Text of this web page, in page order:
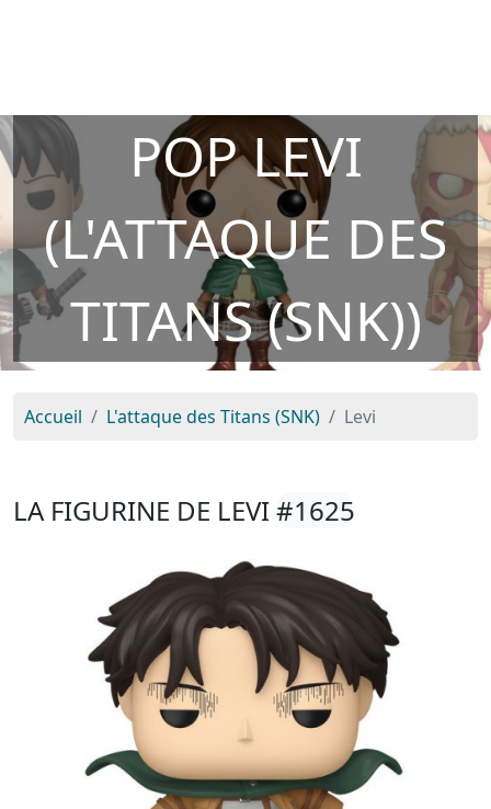
POP LEVI
(L'ATTAQUE DES
TITANS (SNK))
Accueil L'attaque des Titans (SNK) Levi
LA FIGURINE DE LEVI#1625